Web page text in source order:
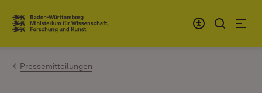
Zum Inhalt springen
Link zur Startseite
Pressemitteilungen